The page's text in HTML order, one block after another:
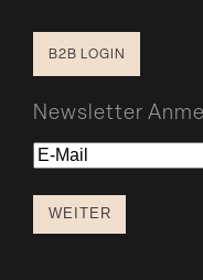
B2B LOGIN
Newsletter
E-
WEITER